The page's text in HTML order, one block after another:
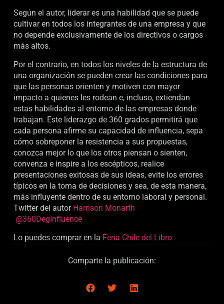
Según el autor, liderar es una habilidad que se puede
cultivar en todos los integrantes de una empresa y que
no depende exclusivamente de los directivos o cargos
más altos.
Por el contrario, en todos los niveles de la estructura de
una organización se pueden crear las condiciones para
que las personas orienten y motiven con mayor
impacto a quienes les rodean e, incluso, extiendan
estas habilidades al entorno de las empresas donde
trabajan. Este liderazgo de 360 grados permitirá que
cada persona afirme su capacidad de influencia, sepa
cómo sobreponer la resistencia a sus propuestas,
conozca mejor lo que los otros piensan o sienten,
convenza e inspire a los escépticos, realice
presentaciones exitosas de sus ideas, evite los errores
típicos en la toma de decisiones y sea, de esta manera,
más influyente dentro de su entorno laboral y personal.
Twitter del autor Harrison Monarth
@360DegInfluence
Lo puedes comprar en la Feria Chile del Libro
Comparte la publicación: